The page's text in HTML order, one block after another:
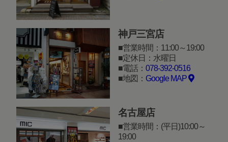
神戸三宮店
営業時間：11:00～19:00
定休日：水曜日
電話： 078-392-0516
地図： Google MAP
名古屋店
営業時間：(平日)10:00～
19:00